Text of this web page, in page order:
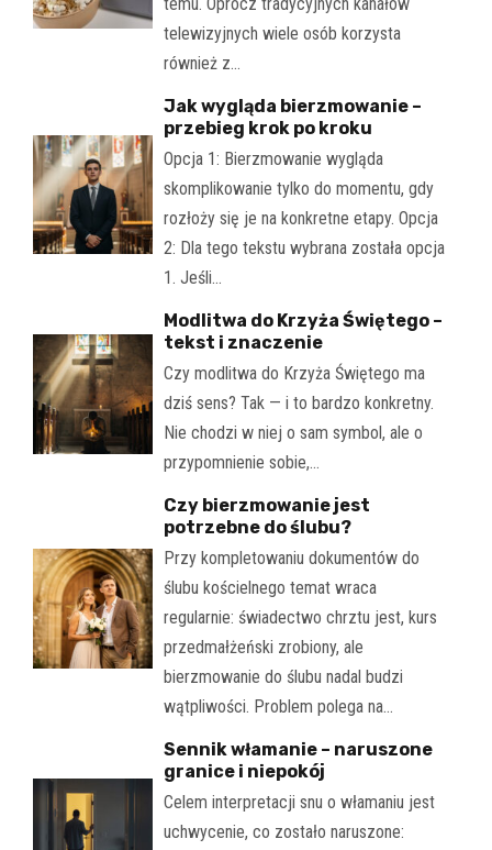
temu. Oprócz tradycyjnych kanałów
telewizyjnych wiele osób korzysta
również z…
Jak wygląda bierzmowanie –
przebieg krok po kroku
Opcja 1: Bierzmowanie wygląda
skomplikowanie tylko do momentu, gdy
rozłoży się je na konkretne etapy. Opcja
2: Dla tego tekstu wybrana została opcja
1. Jeśli…
Modlitwa do Krzyża Świętego –
tekst i znaczenie
Czy modlitwa do Krzyża Świętego ma
dziś sens? Tak — i to bardzo konkretny.
Nie chodzi w niej o sam symbol, ale o
przypomnienie sobie,…
Czy bierzmowanie jest
potrzebne do ślubu?
Przy kompletowaniu dokumentów do
ślubu kościelnego temat wraca
regularnie: świadectwo chrztu jest, kurs
przedmałżeński zrobiony, ale
bierzmowanie do ślubu nadal budzi
wątpliwości. Problem polega na…
Sennik włamanie – naruszone
granice i niepokój
Celem interpretacji snu o włamaniu jest
uchwycenie, co zostało naruszone: